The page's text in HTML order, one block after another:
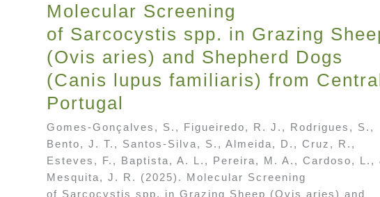
Molecular Screening
of Sarcocystis spp. in Grazing
(Ovis aries) and Shepherd Dogs
(Canis lupus familiaris) from
Portugal
Gomes-Gonçalves, S., Figueiredo, R. J., Rodrigues, S.,
Bento, J. T., Santos-Silva, S., Almeida, D., Cruz, R.,
Esteves, F., Baptista, A. L., Pereira, M. A., Cardoso, L.,
Mesquita, J. R. (2025). Molecular Screening
of Sarcocystis spp. in Grazing Sheep (Ovis aries) and